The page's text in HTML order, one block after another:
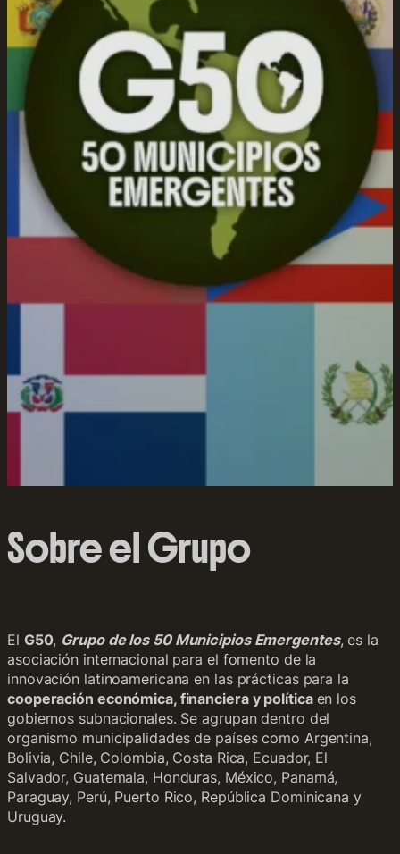
Sobre el Grupo
El G50, Grupo de los 50 Municipios Emergentes, es la
asociación internacional para el fomento de la
innovación latinoamericana en las prácticas para la
cooperación económica, financiera y política en los
gobiernos subnacionales. Se agrupan dentro del
organismo municipalidades de países como Argentina,
Bolivia, Chile, Colombia, Costa Rica, Ecuador, El
Salvador, Guatemala, Honduras, México, Panamá,
Paraguay, Perú, Puerto Rico, República Dominicana y
Uruguay.